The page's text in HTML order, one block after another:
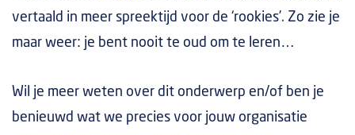
vertaald in meer spreektijd voor de ‘rookies’. Zo zie je
maar weer: je bent nooit te oud om te leren…
Wil je meer weten over dit onderwerp en/of ben je
benieuwd wat we precies voor jouw organisatie